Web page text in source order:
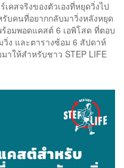
คสจริงของตัวเองที่หยุดวิ่งไป
บคนที่อยากกลับมาวิ่งหลังหยุด
อมพอดแคสต์ 6 เอพิโสด ที่ตอบ
วิ่ง และตารางซ้อม 6 สัปดาห์
าให้สำหรับชาว STEP LIFE